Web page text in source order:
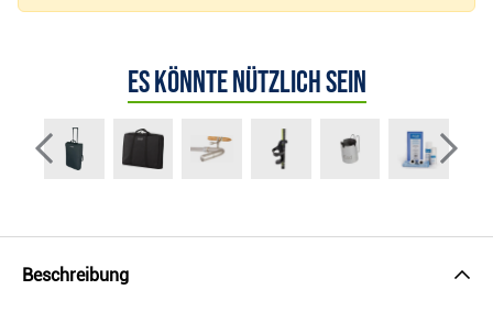
Es könnte nützlich sein
Beschreibung